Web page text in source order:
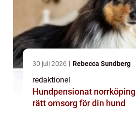
30 juli 2026 Rebecca Sundberg
redaktionel
Hundpensionat norrköping så väljer du
rätt omsorg för din hund